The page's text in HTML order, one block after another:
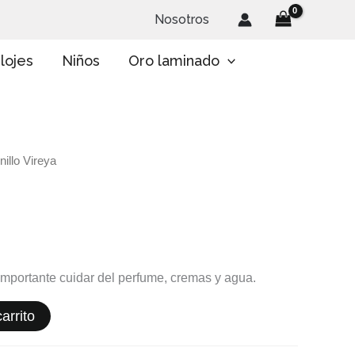
Nosotros
Niños Oro laminado
Vireya
cuidar del perfume, cremas y agua.